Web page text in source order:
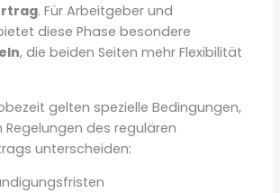
. Für Arbeitgeber und
diese Phase besondere
, die beiden Seiten mehr Flexibilität
gelten spezielle Bedingungen,
des regulären
unterscheiden: